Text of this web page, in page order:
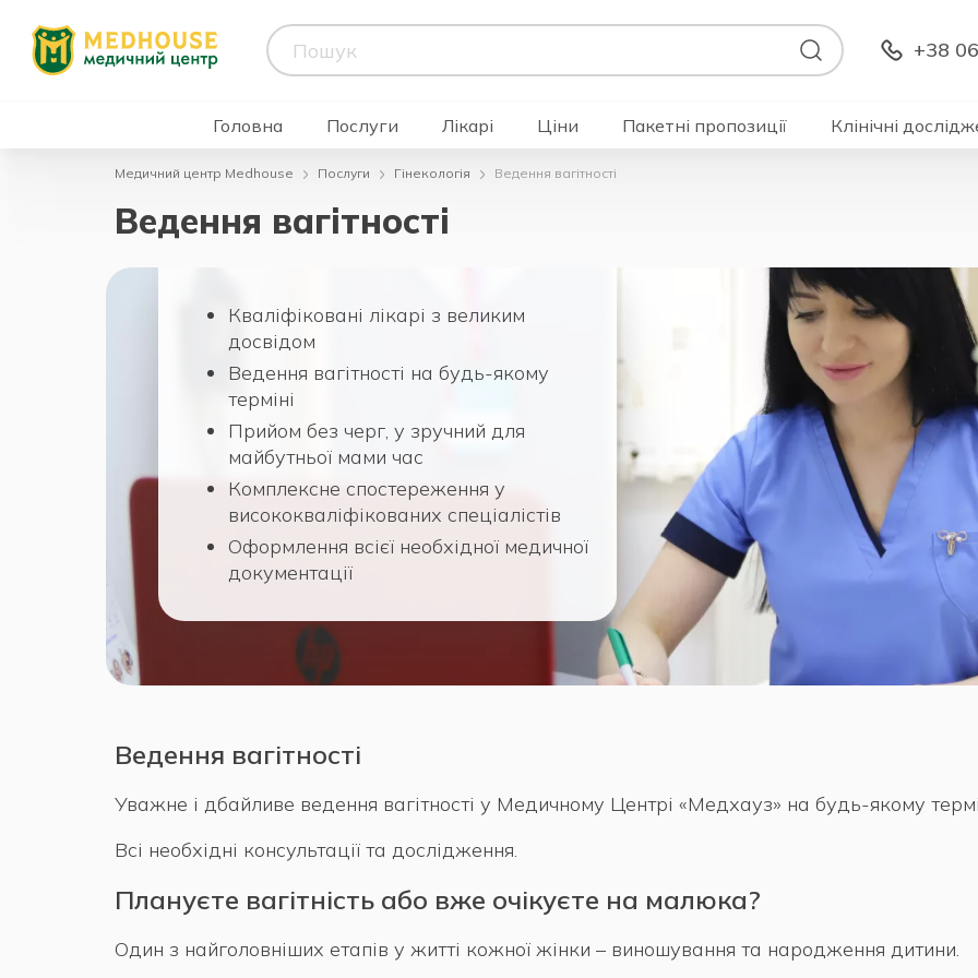
+38
Головна Послуги Лікарі Ціни Пакетні пропозиції Клінічні
Медичний центр Medhouse Послуги Гінекологія Ведення вагітності
Ведення вагітності
Кваліфіковані лікарі з великим
досвідом
Ведення вагітності на будь-якому
терміні
Прийом без черг, у зручний для
майбутньої мами час
Комплексне спостереження у
висококваліфікованих спеціалістів
Оформлення всієї необхідної медичної
документації
Ведення вагітності
Уважне і дбайливе ведення вагітності у Медичному Центрі «Медхауз» на будь-якому
Всі необхідні консультації та дослідження.
Плануєте вагітність або вже очікуєте на малюка?
Один з найголовніших етапів у житті кожної жінки – виношування та народження дитини.